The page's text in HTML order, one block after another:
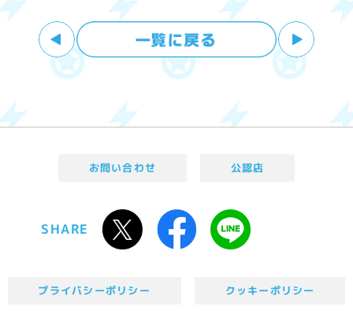
お問い合わせ 公認店
SHARE
プライバシーポリシー クッキーポリシー